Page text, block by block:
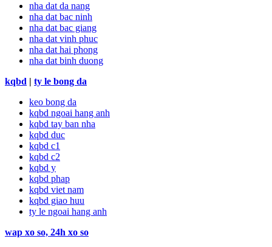
nha dat da nang
nha dat bac ninh
nha dat bac giang
nha dat vinh phuc
nha dat hai phong
nha dat binh duong
kqbd | ty le bong da
keo bong da
kqbd ngoai hang anh
kqbd tay ban nha
kqbd duc
kqbd c1
kqbd c2
kqbd y
kqbd phap
kqbd viet nam
kqbd giao huu
ty le ngoai hang anh
wap xo so, 24h xo so